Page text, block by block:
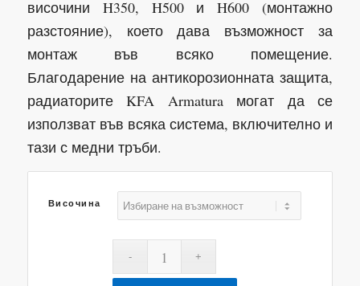
височини H350, H500 и H600 (монтажно
разстояние), което дава възможност за
монтаж във всяко помещение.
Благодарение на антикорозионната защита,
радиаторите KFA Armatura могат да се
използват във всяка система, включително и
тази с медни тръби.
Височина